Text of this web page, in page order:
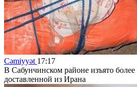
Cəmiyyət 17:17
В Сабунчинском районе изъято
доставленной из Ирана